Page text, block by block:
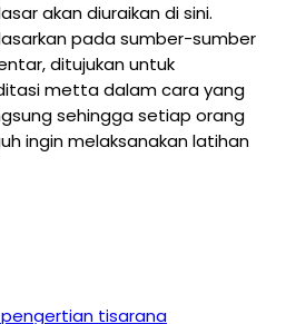
akan diuraikan di sini.
pada sumber-sumber
ditujukan untuk
metta dalam cara yang
sehingga setiap orang
ingin melaksanakan latihan